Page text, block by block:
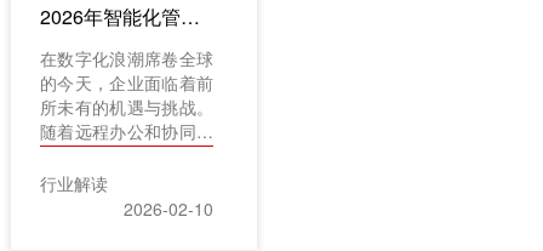
颗会先松动。依赖层层
汇报和滞后的财务报表
做决策，无异于“蒙眼
开车”。今天，我想聊
聊数字化是如何改变这
个困局的。尤其在我们
工程管理软件，比如红
圈工程项目管理系统，
2026年智能化管理软件推荐TOP10：赋能企业降本增效，打造远程协同高效团队
在数字化浪潮席卷全球
的今天，企业面临着前
所未有的机遇与挑战。
随着远程办公和协同工
作的日益普及，如何通
过智能化工具提升团队
效率、降低运营成本，
行业解读
2026-02-10